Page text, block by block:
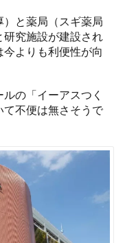
と薬局（スギ薬局
研究施設が建設され
よりも利便性が向
の「イーアスつく
て不便は無さそうで